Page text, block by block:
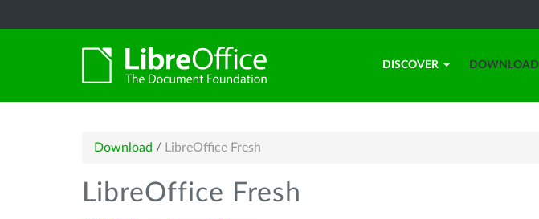
DISCOVER DOWNLOAD
Download / LibreOffice Fresh
LibreOffice Fresh